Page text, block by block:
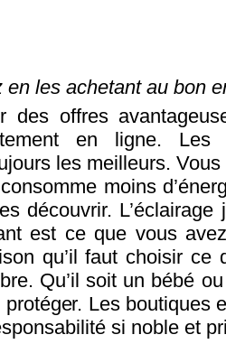
en les achetant au bon
des offres
en ligne. Les
les meilleurs.
moins
découvrir.
est ce que vous
qu’il faut choisir
Qu’il soit un bébé
Les boutiques
si noble et